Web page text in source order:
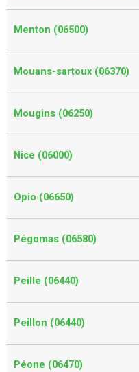
Menton (06500)
Mouans-sartoux (06370)
Mougins (06250)
Nice (06000)
Opio (06650)
Pégomas (06580)
Peille (06440)
Peillon (06440)
Péone (06470)